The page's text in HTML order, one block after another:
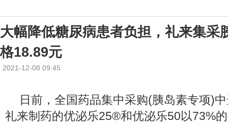
大幅降低糖尿病患者负担，礼来集采
格18.89元
2021-12-08 09:45
日前，全国药品集中采购(胰岛素专项)
礼来制药的优泌乐25®和优泌乐50以73%